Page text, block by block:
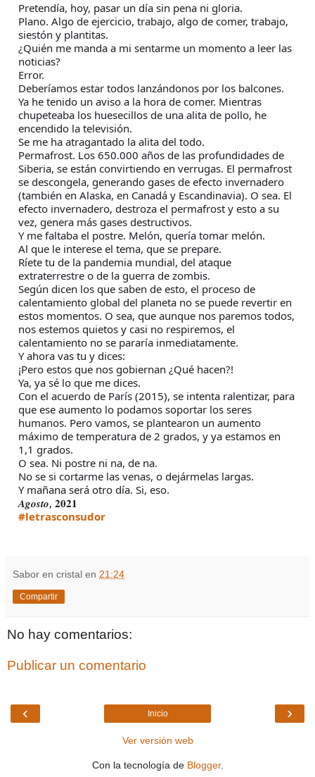
Pretendía, hoy, pasar un día sin pena ni gloria.
Plano. Algo de ejercicio, trabajo, algo de comer, trabajo,
siestón y plantitas.
¿Quién me manda a mi sentarme un momento a leer las
noticias?
Error.
Deberíamos estar todos lanzándonos por los balcones.
Ya he tenido un aviso a la hora de comer. Mientras
chupeteaba los huesecillos de una alita de pollo, he
encendido la televisión.
Se me ha atragantado la alita del todo.
Permafrost. Los 650.000 años de las profundidades de
Siberia, se están convirtiendo en verrugas. El permafrost
se descongela, generando gases de efecto invernadero
(también en Alaska, en Canadá y Escandinavia). O sea. El
efecto invernadero, destroza el permafrost y esto a su
vez, genera más gases destructivos.
Y me faltaba el postre. Melón, quería tomar melón.
Al que le interese el tema, que se prepare.
Ríete tu de la pandemia mundial, del ataque
extraterrestre o de la guerra de zombis.
Según dicen los que saben de esto, el proceso de
calentamiento global del planeta no se puede revertir en
estos momentos. O sea, que aunque nos paremos todos,
nos estemos quietos y casi no respiremos, el
calentamiento no se pararía inmediatamente.
Y ahora vas tu y dices:
¡Pero estos que nos gobiernan ¿Qué hacen?!
Ya, ya sé lo que me dices.
Con el acuerdo de París (2015), se intenta ralentizar, para
que ese aumento lo podamos soportar los seres
humanos. Pero vamos, se plantearon un aumento
máximo de temperatura de 2 grados, y ya estamos en
1,1 grados.
O sea. Ni postre ni na, de na.
No se si cortarme las venas, o dejármelas largas.
Y mañana será otro día. Si, eso.
𝑨𝒈𝒐𝒔𝒕𝒐, 𝟐𝟎𝟐𝟏
#letrasconsudor
Sabor en cristal en 21:24
Compartir
No hay comentarios:
Publicar un comentario
‹ ›
Inicio
Ver versión web
Con la tecnología de Blogger.